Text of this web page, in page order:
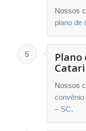
Nossos
plano de
5
Plano
Nossos
convênio
– SC.